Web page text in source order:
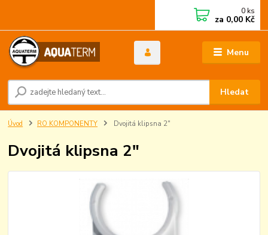
Menu
Hledat
0 ks
za 0,00 Kč
Úvod RO KOMPONENTY Dvojitá klipsna 2"
Dvojitá klipsna 2"